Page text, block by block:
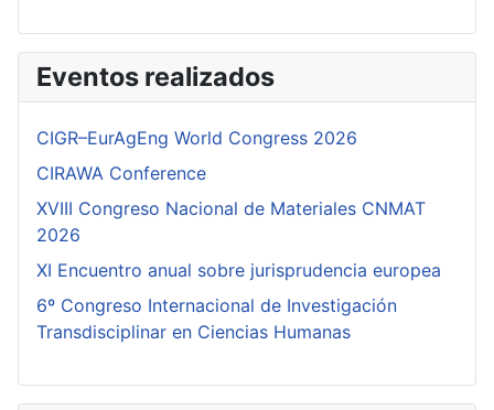
Eventos realizados
CIGR–EurAgEng World Congress 2026
CIRAWA Conference
XVIII Congreso Nacional de Materiales CNMAT
2026
XI Encuentro anual sobre jurisprudencia europea
6º Congreso Internacional de Investigación
Transdisciplinar en Ciencias Humanas